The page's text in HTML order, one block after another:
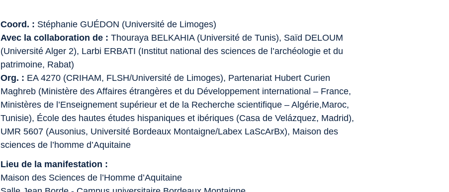
Coord. : Stéphanie GUÉDON (Université de Limoges)
Avec la collaboration de : Thouraya BELKAHIA (Université de Tunis), Saïd DELOUM
(Université Alger 2), Larbi ERBATI (Institut national des sciences de l’archéologie et du
patrimoine, Rabat)
Org. : EA 4270 (CRIHAM, FLSH/Université de Limoges), Partenariat Hubert Curien
Maghreb (Ministère des Affaires étrangères et du Développement international – France,
Ministères de l’Enseignement supérieur et de la Recherche scientifique – Algérie,Maroc,
Tunisie), École des hautes études hispaniques et ibériques (Casa de Velázquez, Madrid),
UMR 5607 (Ausonius, Université Bordeaux Montaigne/Labex LaScArBx), Maison des
sciences de l’homme d’Aquitaine
Lieu de la manifestation :
Maison des Sciences de l’Homme d’Aquitaine